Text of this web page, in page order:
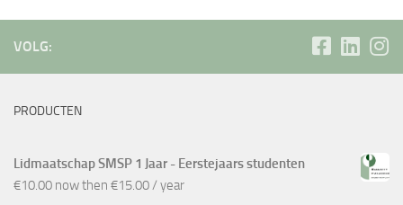
VOLG:
PRODUCTEN
Lidmaatschap SMSP 1 Jaar - Eerstejaars studenten
€10.00 now then €15.00/ year